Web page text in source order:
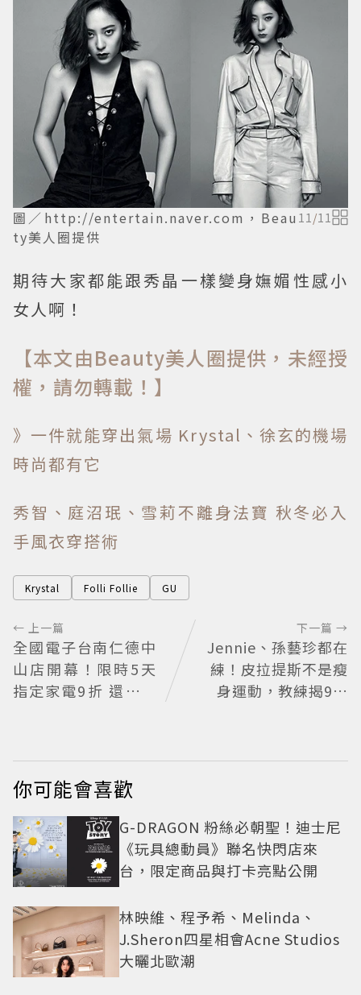
圖／http://entertain.naver.com，Beau
ty美人圈提供
11 /11
期待大家都能跟秀晶一樣變身嫵媚性感小
女人啊！
【本文由Beauty美人圈提供，未經授
權，請勿轉載！】
》一件就能穿出氣場 Krystal、徐玄的機場
時尚都有它
秀智、庭沼珉、雪莉不離身法寶 秋冬必入
手風衣穿搭術
Krystal Folli Follie GU
← 上一篇
全國電子台南仁德中
山店開幕！限時5天
指定家電9折 還有每
下一篇 →
Jennie、孫藝珍都在
練！皮拉提斯不是瘦
身運動，教練揭9大
你可能會喜歡
G-DRAGON 粉絲必朝聖！迪士尼
《玩具總動員》聯名快閃店來
台，限定商品與打卡亮點公開
林映維、程予希、Melinda、
J.Sheron四星相會Acne Studios
大曬北歐潮